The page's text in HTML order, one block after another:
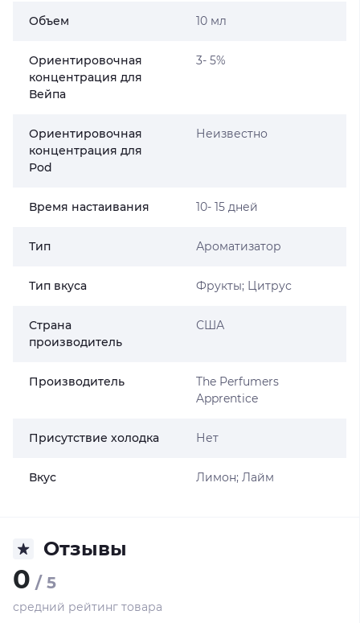
Объем 10 мл
Ориентировочная
концентрация для
Вейпа
3- 5%
Ориентировочная
концентрация для
Pod
Неизвестно
Время настаивания 10- 15 дней
Тип Ароматизатор
Тип вкуса Фрукты; Цитрус
Страна
производитель
США
Производитель
The Perfumers
Apprentice
Присутствие холодка Нет
Вкус Лимон; Лайм
Отзывы
0 / 5
средний рейтинг товара